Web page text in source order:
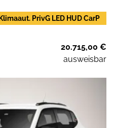
PrivG LED HUD CarP
20.715,00 €
ausweisbar